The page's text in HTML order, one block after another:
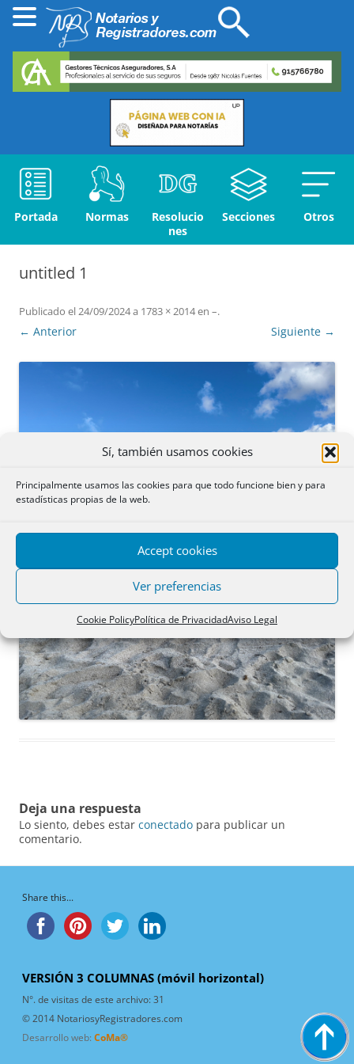
Sí, también usamos cookies
Principalmente usamos las cookies para que todo funcione bien y para
estadísticas propias de la web.
Accept cookies
Ver preferencias
Cookie PolicyPolítica de PrivacidadAviso Legal
Portada Normas
Resolucio
nes
Secciones Otros
untitled 1
Publicado el24/09/2024a 1783 × 2014en –.
← Anterior Siguiente →
Deja una respuesta
Lo siento, debes estar conectado para publicar un
comentario.
Share this...
VERSIÓN 3 COLUMNAS (móvil horizontal)
N°. de visitas de este archivo:31
© 2014 NotariosyRegistradores.com
Desarrollo web: CoMa®